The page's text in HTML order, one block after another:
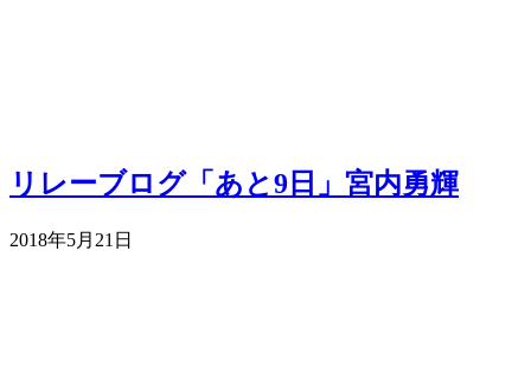
リレーブログ「あと9日」宮内勇輝
2018年5月21日